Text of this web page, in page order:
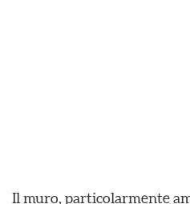
Il muro, particolarmente